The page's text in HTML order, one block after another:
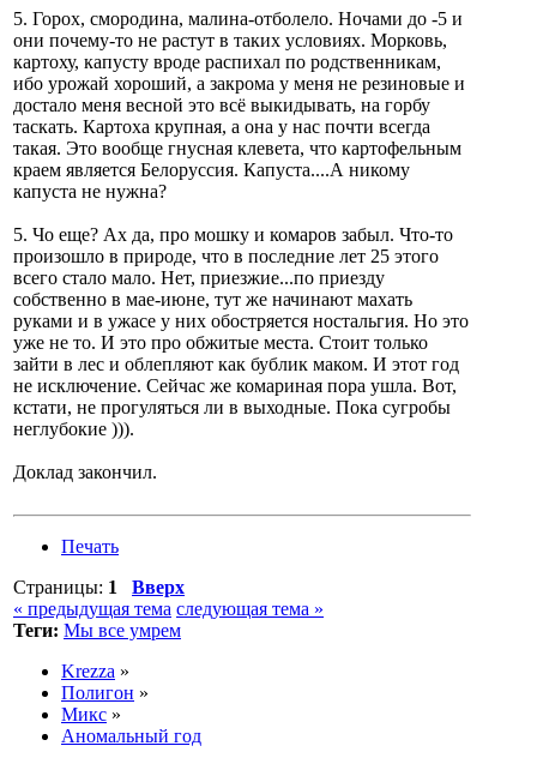
5. Горох, смородина, малина-отболело. Ночами до -5 и
они почему-то не растут в таких условиях. Морковь,
картоху, капусту вроде распихал по родственникам,
ибо урожай хороший, а закрома у меня не резиновые и
достало меня весной это всё выкидывать, на горбу
таскать. Картоха крупная, а она у нас почти всегда
такая. Это вообще гнусная клевета, что картофельным
краем является Белоруссия. Капуста....А никому
капуста не нужна?
5. Чо еще? Ах да, про мошку и комаров забыл. Что-то
произошло в природе, что в последние лет 25 этого
всего стало мало. Нет, приезжие...по приезду
собственно в мае-июне, тут же начинают махать
руками и в ужасе у них обостряется ностальгия. Но это
уже не то. И это про обжитые места. Стоит только
зайти в лес и облепляют как бублик маком. И этот год
не исключение. Сейчас же комариная пора ушла. Вот,
кстати, не прогуляться ли в выходные. Пока сугробы
неглубокие ))).
Доклад закончил.
Печать
Страницы: 1
Вверх
« предыдущая тема следующая тема »
Теги: Мы все умрем
Krezza »
Полигон »
Микс »
Аномальный год